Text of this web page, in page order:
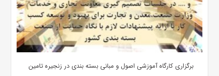
برگزاری کارگاه آموزشی اصول و مبانی بسته بندی در زنجیره تامین